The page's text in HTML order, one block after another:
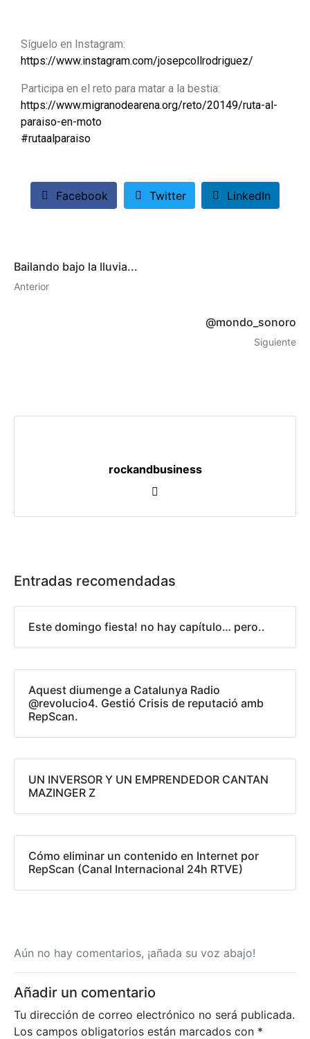
Síguelo en Instagram:
https://www.instagram.com/josepcollrodriguez/
Participa en el reto para matar a la bestia:
https://www.migranodearena.org/reto/20149/ruta-al-
paraiso-en-moto
#rutaalparaiso
Facebook Twitter LinkedIn
Bailando bajo la lluvia...
Anterior
@mondo_sonoro
Siguiente
rockandbusiness
Entradas recomendadas
Este domingo fiesta! no hay capítulo… pero..
Aquest diumenge a Catalunya Radio
@revolucio4. Gestió Crisis de reputació amb
RepScan.
UN INVERSOR Y UN EMPRENDEDOR CANTAN
MAZINGER Z
Cómo eliminar un contenido en Internet por
RepScan (Canal Internacional 24h RTVE)
Aún no hay comentarios, ¡añada su voz abajo!
Añadir un comentario
Tu dirección de correo electrónico no será publicada.
Los campos obligatorios están marcados con *